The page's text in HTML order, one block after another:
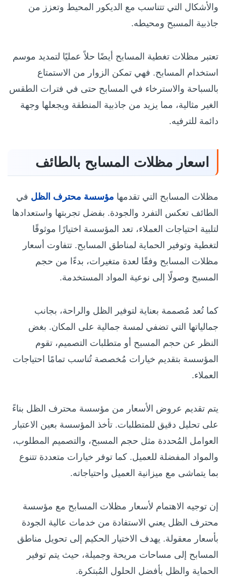
والأشكال التي تتناسب مع الديكور المحيط وتعزز من
جاذبية المسبح ومحيطه.
تعتبر مظلات تغطية المسابح أيضًا حلاً عمليًا لتمديد موسم
استخدام المسابح. فهي تمكن الزوار من الاستمتاع
بالسباحة والاسترخاء في المسابح حتى في فترات الطقس
الغير مثالية، مما يزيد من جاذبية المنطقة ويجعلها وجهة
دائمة للترفيه.
اسعار مظلات المسابح بالطائف
مظلات المسابح التي تقدمها مؤسسة محترف الظل في
الطائف تعكس التفرد والجودة. بفضل تجربتها واستعدادها
لتلبية احتياجات العملاء، تعد المؤسسة اختيارًا موثوقًا
لتغطية وتوفير الحماية لمناطق المسابح. تتفاوت أسعار
مظلات المسابح وفقًا لعدة متغيرات، بدءًا من حجم
المسبح وصولًا إلى نوعية المواد المستخدمة.
كما تُعد مُصممة بعناية لتوفير الظل والراحة، بجانب
جمالياتها التي تضفي لمسة جمالية على المكان. بغض
النظر عن حجم المسبح أو متطلبات التصميم، تقوم
المؤسسة بتقديم خيارات مُخصصة تُناسب تمامًا احتياجات
العملاء.
يتم تقديم عروض الأسعار من مؤسسة محترف الظل بناءً
على تحليل دقيق للمتطلبات. تأخذ المؤسسة بعين الاعتبار
العوامل المُحددة مثل حجم المسبح، والتصميم المطلوب،
والمواد المفضلة للعميل. كما توفر خيارات متعددة تتنوع
بما يتماشى مع ميزانية العميل واحتياجاته.
إن توجيه الاهتمام لأسعار مظلات المسابح مع مؤسسة
محترف الظل يعني الاستفادة من خدمات عالية الجودة
بأسعار معقولة. يهدف الاختيار الحكيم إلى تحويل مناطق
المسابح إلى مساحات مريحة وجميلة، حيث يتم توفير
الحماية والظل بأفضل الحلول المُبتكرة.